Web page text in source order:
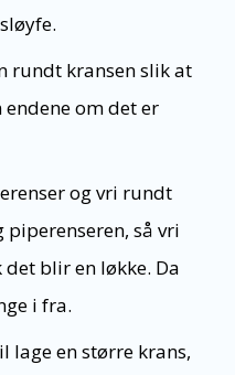
rundt kransen slik at
om det er
og vri rundt
så vri
blir en løkke. Da
i fra.
lage en større krans,